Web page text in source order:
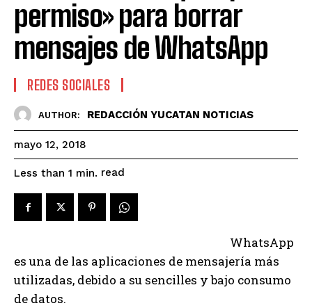
permiso» para borrar
mensajes de WhatsApp
REDES SOCIALES
AUTHOR: REDACCIÓN YUCATAN NOTICIAS
mayo 12, 2018
Less than 1 min. read
WhatsApp
es una de las aplicaciones de mensajería más
utilizadas, debido a su sencilles y bajo consumo
de datos.